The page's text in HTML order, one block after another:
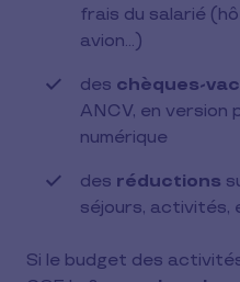
frais du salarié
avion…)
des chèques-
ANCV, en version
numérique
des réductions
séjours, activités,
Si le budget des